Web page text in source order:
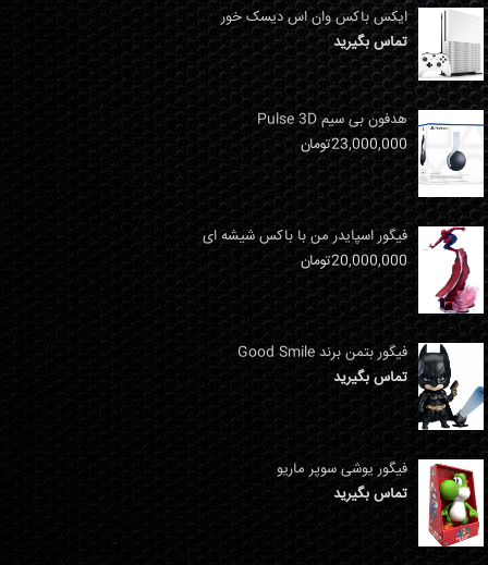
ایکس باکس وان اس دیسک خور
تماس بگیرید
هدفون بی سیم Pulse 3D
23,000,000تومان
فیگور اسپایدر من با باکس شیشه ای
20,000,000تومان
فیگور بتمن برند Good Smile
تماس بگیرید
فیگور یوشی سوپر ماریو
تماس بگیرید